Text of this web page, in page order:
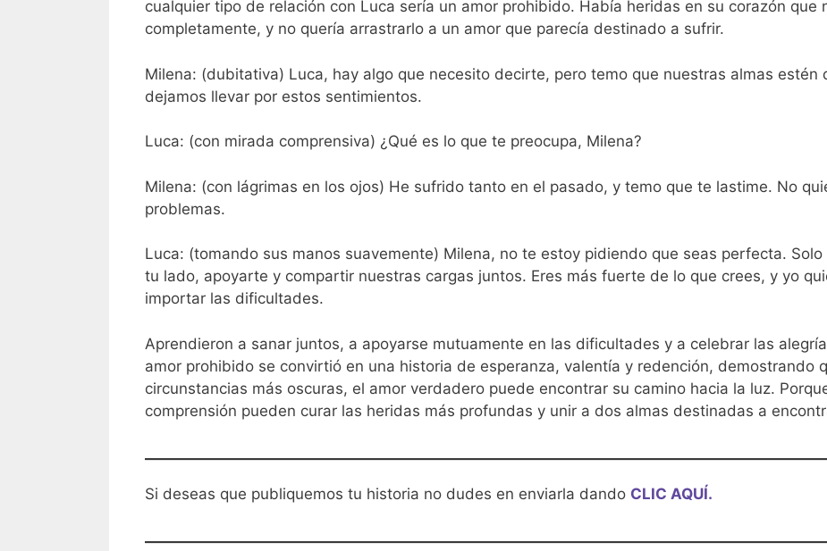
cualquier tipo de relación con Luca sería un amor prohibido. Había heridas en su corazón que
completamente, y no quería arrastrarlo a un amor que parecía destinado a sufrir.
Milena: (dubitativa) Luca, hay algo que necesito decirte, pero temo que nuestras almas estén
dejamos llevar por estos sentimientos.
Luca: (con mirada comprensiva) ¿Qué es lo que te preocupa, Milena?
Milena: (con lágrimas en los ojos) He sufrido tanto en el pasado, y temo que te lastime. No
problemas.
Luca: (tomando sus manos suavemente) Milena, no te estoy pidiendo que seas perfecta.
tu lado, apoyarte y compartir nuestras cargas juntos. Eres más fuerte de lo que crees, y yo
importar las dificultades.
Aprendieron a sanar juntos, a apoyarse mutuamente en las dificultades y a celebrar las
amor prohibido se convirtió en una historia de esperanza, valentía y redención, demostrando
circunstancias más oscuras, el amor verdadero puede encontrar su camino hacia la luz.
comprensión pueden curar las heridas más profundas y unir a dos almas destinadas a
Si deseas que publiquemos tu historia no dudes en enviarla dando CLIC AQUÍ.